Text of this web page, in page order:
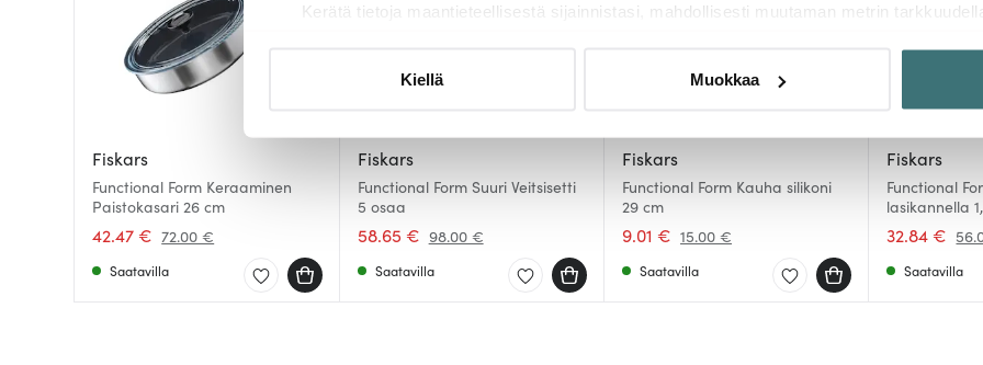
Kerätä tietoja maantieteellisestä sijainnistasi, mahdollisesti muutaman metrin tarkkuudella
kumppaneillemme tietoja siitä, miten käytät sivustoamme. Kumppanimme voivat yhdistää
Kiellä Muokkaa
Fiskars
Functional Form Keraaminen
Paistokasari 26 cm
42.47 € 72.00 €
Saatavilla
Fiskars
Functional Form Suuri Veitsisetti
5 osaa
58.65 € 98.00 €
Saatavilla
Fiskars
Functional Form Kauha silikoni
29 cm
9.01 € 15.00 €
Saatavilla
Fiskars
Functional
lasikannella
32.84 €
Saatavilla